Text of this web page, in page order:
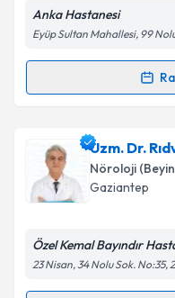
Kişisel
'ni
kapsamda
Anka Hastanesi
Eyüp Sultan Mahallesi, 99
Randevu
Prof. Dr. Gökhan
talebi oluşturun.
için bir takvim
bilgilendireceğiz.
Uzm. Dr.
Nöroloji
Gaziantep
Özel Kemal Bayındır
23 Nisan, 34 Nolu Sok.